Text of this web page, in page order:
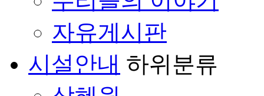
자유게시판
시설안내 하위분류